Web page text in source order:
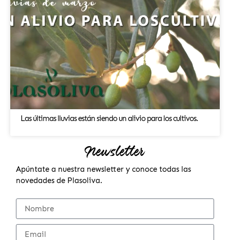
Las últimas lluvias están siendo un alivio para los cultivos.
Newsletter
Apúntate a nuestra newsletter y conoce todas las
novedades de Plasoliva.